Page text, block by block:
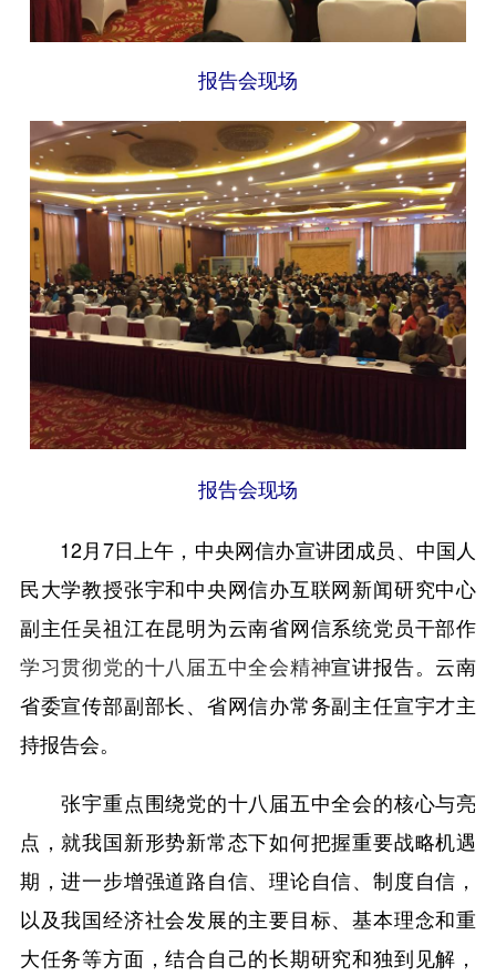
报告会现场
报告会现场
12月7日上午，中央网信办宣讲团成员、中国人
民大学教授张宇和中央网信办互联网新闻研究中心
副主任吴祖江在昆明为云南省网信系统党员干部作
学习贯彻党的十八届五中全会精神宣讲报告。云南
省委宣传部副部长、省网信办常务副主任宣宇才主
持报告会。
张宇重点围绕党的十八届五中全会的核心与亮
点，就我国新形势新常态下如何把握重要战略机遇
期，进一步增强道路自信、理论自信、制度自信，
以及我国经济社会发展的主要目标、基本理念和重
大任务等方面，结合自己的长期研究和独到见解，